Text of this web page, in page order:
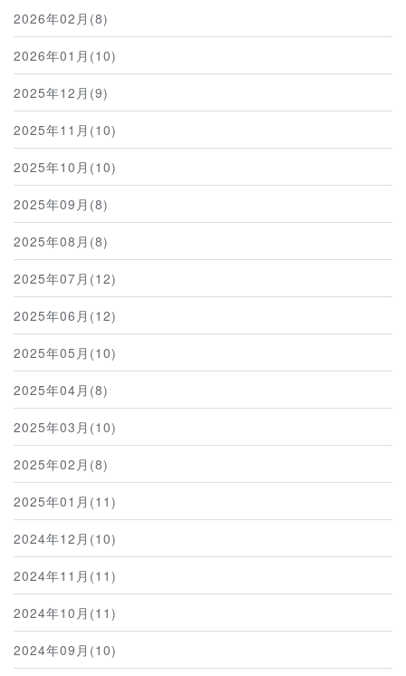
2026年02月(8)
2026年01月(10)
2025年12月(9)
2025年11月(10)
2025年10月(10)
2025年09月(8)
2025年08月(8)
2025年07月(12)
2025年06月(12)
2025年05月(10)
2025年04月(8)
2025年03月(10)
2025年02月(8)
2025年01月(11)
2024年12月(10)
2024年11月(11)
2024年10月(11)
2024年09月(10)